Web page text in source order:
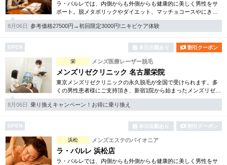
ラ・パルレでは、内側からも外側からも健康的に美しく男性をサ
ポート。脱メタボリックやダイエット、マッチョコースやにきび
内外コース、アロマトリートメント等多彩なメニューをご用意。
お得な体験コースも多数！
8月06日 参考価格27500円→初回限定3000円!ニキビケア体験
OPEN 本日出勤あり 割引クーポン
栄 メンズ医療レーザー脱毛
メンズリゼクリニック 名古屋栄院
東京メンズリゼクリニックの永久脱毛が全国で受けられます。多
くの男性患者様にご支持頂き、新宿1院から始まったメンズリゼク
リニックが、現在では提携院含め全国10院を展開するクリニック
になりました。
8月06日 乗り換えキャンペーン！お得に乗り換え
OPEN 本日出勤あり 割引クーポン
浜松 メンズエステのパイオニア
ラ・パルレ 浜松店
ラ・パルレでは、内側からも外側からも健康的に美しく男性をサ